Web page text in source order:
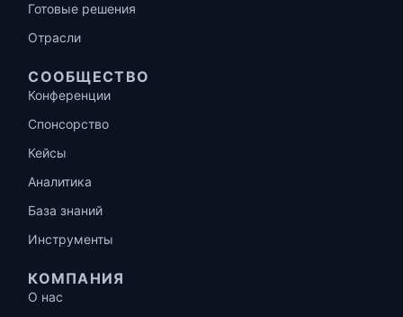
Готовые решения
Отрасли
СООБЩЕСТВО
Конференции
Спонсорство
Кейсы
Аналитика
База знаний
Инструменты
КОМПАНИЯ
О нас